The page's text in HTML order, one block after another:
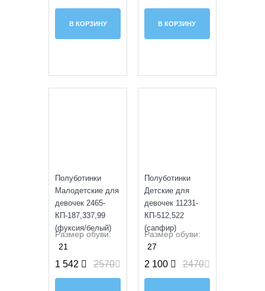
В КОРЗИНУ В КОРЗИНУ
Полуботинки
Малодетские для
девочек 2465-
КП-187,337,99
(фуксия/белый)
Размер обуви:
21
1 542 2570
Полуботинки
Детские для
девочек 11231-
КП-512,522
(сапфир)
Размер обуви:
27
2 100 2470